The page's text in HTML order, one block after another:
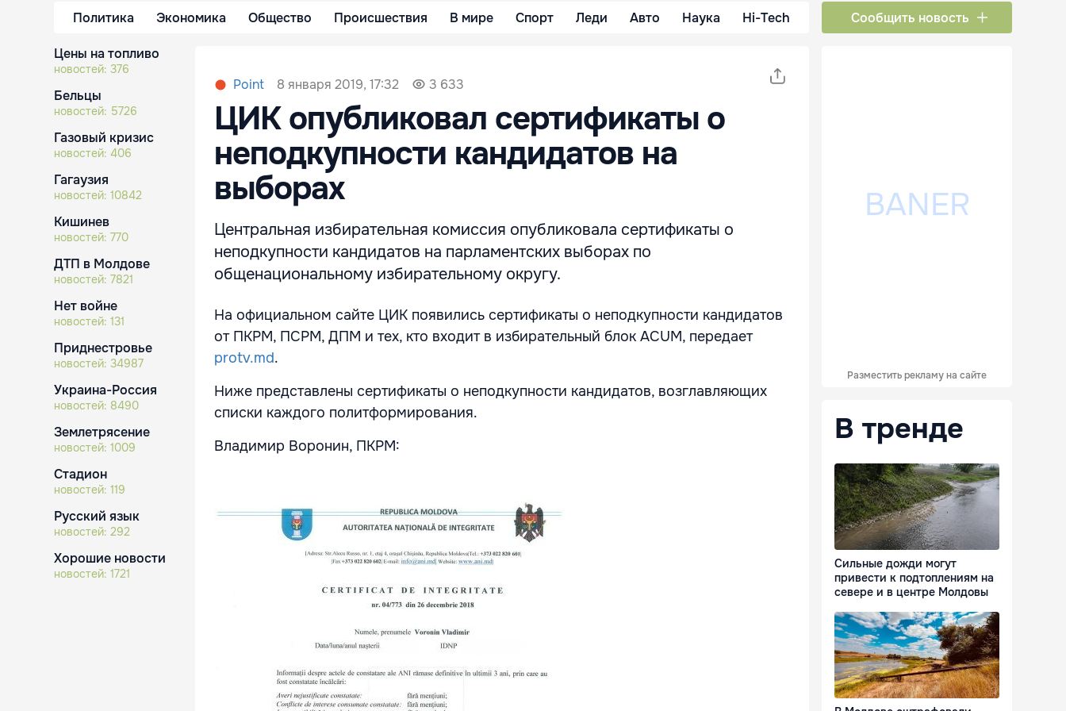
Политика Экономика Общество Происшествия В мире Спорт Леди Авто Наука Hi-Tech Сообщить новость
Цены на топливо
новостей: 376
Бельцы
новостей: 5726
Газовый кризис
новостей: 406
Гагаузия
новостей: 10842
Кишинев
новостей: 770
ДТП в Молдове
новостей: 7821
Нет войне
новостей: 131
Приднестровье
новостей: 34987
Украина-Россия
новостей: 8490
Землетрясение
новостей: 1009
Стадион
новостей: 119
Русский язык
новостей: 292
Хорошие новости
новостей: 1721
Point 8 января 2019, 17:32 3 633
ЦИК опубликовал сертификаты о
неподкупности кандидатов на
выборах
Центральная избирательная комиссия опубликовала сертификаты о
неподкупности кандидатов на парламентских выборах по
общенациональному избирательному округу.
На официальном сайте ЦИК появились сертификаты о неподкупности кандидатов
от ПКРМ, ПСРМ, ДПМ и тех, кто входит в избирательный блок ACUM, передает
protv.md.
Ниже представлены сертификаты о неподкупности кандидатов, возглавляющих
списки каждого политформирования.
Владимир Воронин, ПКРМ:
Разместить рекламу на сайте
В тренде
Сильные дожди могут
привести к подтоплениям на
севере и в центре Молдовы